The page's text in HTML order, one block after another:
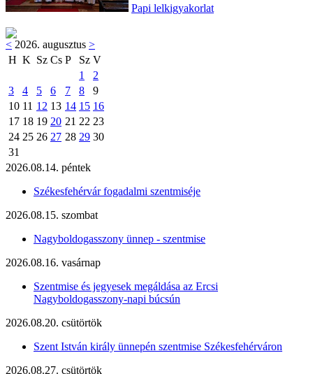
Papi lelkigyakorlat
< 2026. augusztus >
H K Sz Cs P Sz V
1
2
3
4 5 6 7 8
9
10 11 12 13 14 15 16
17 18 19 20 21 22 23
24 25 26 27 28 29 30
31
2026.08.14. péntek
Székesfehérvár fogadalmi szentmiséje
2026.08.15. szombat
Nagyboldogasszony ünnep - szentmise
2026.08.16. vasárnap
Szentmise és jegyesek megáldása az Ercsi
Nagyboldogasszony-napi búcsún
2026.08.20. csütörtök
Szent István király ünnepén szentmise Székesfehérváron
2026.08.27. csütörtök